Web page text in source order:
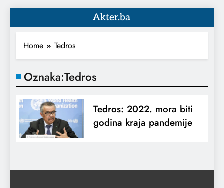
Akter.ba
Home Tedros
Oznaka:Tedros
Tedros: 2022. mora biti
godina kraja pandemije